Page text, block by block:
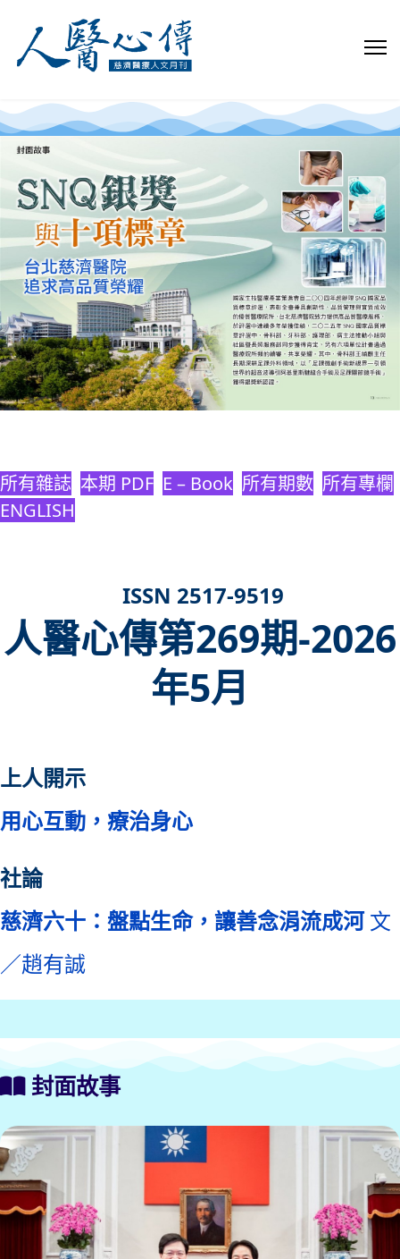
所有雜誌 本期 PDF E – Book 所有期數 所有專欄
ENGLISH
ISSN 2517-9519
人醫心傳第269期-2026
年5月
上人開示
用心互動，療治身心
社論
慈濟六十：盤點生命，讓善念涓流成河文
／趙有誠
封面故事